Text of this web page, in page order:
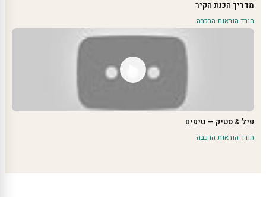
מדריך הכנת הקיר
הורד הוראות הרכבה
פיל & סטיק — טיפים
הורד הוראות הרכבה